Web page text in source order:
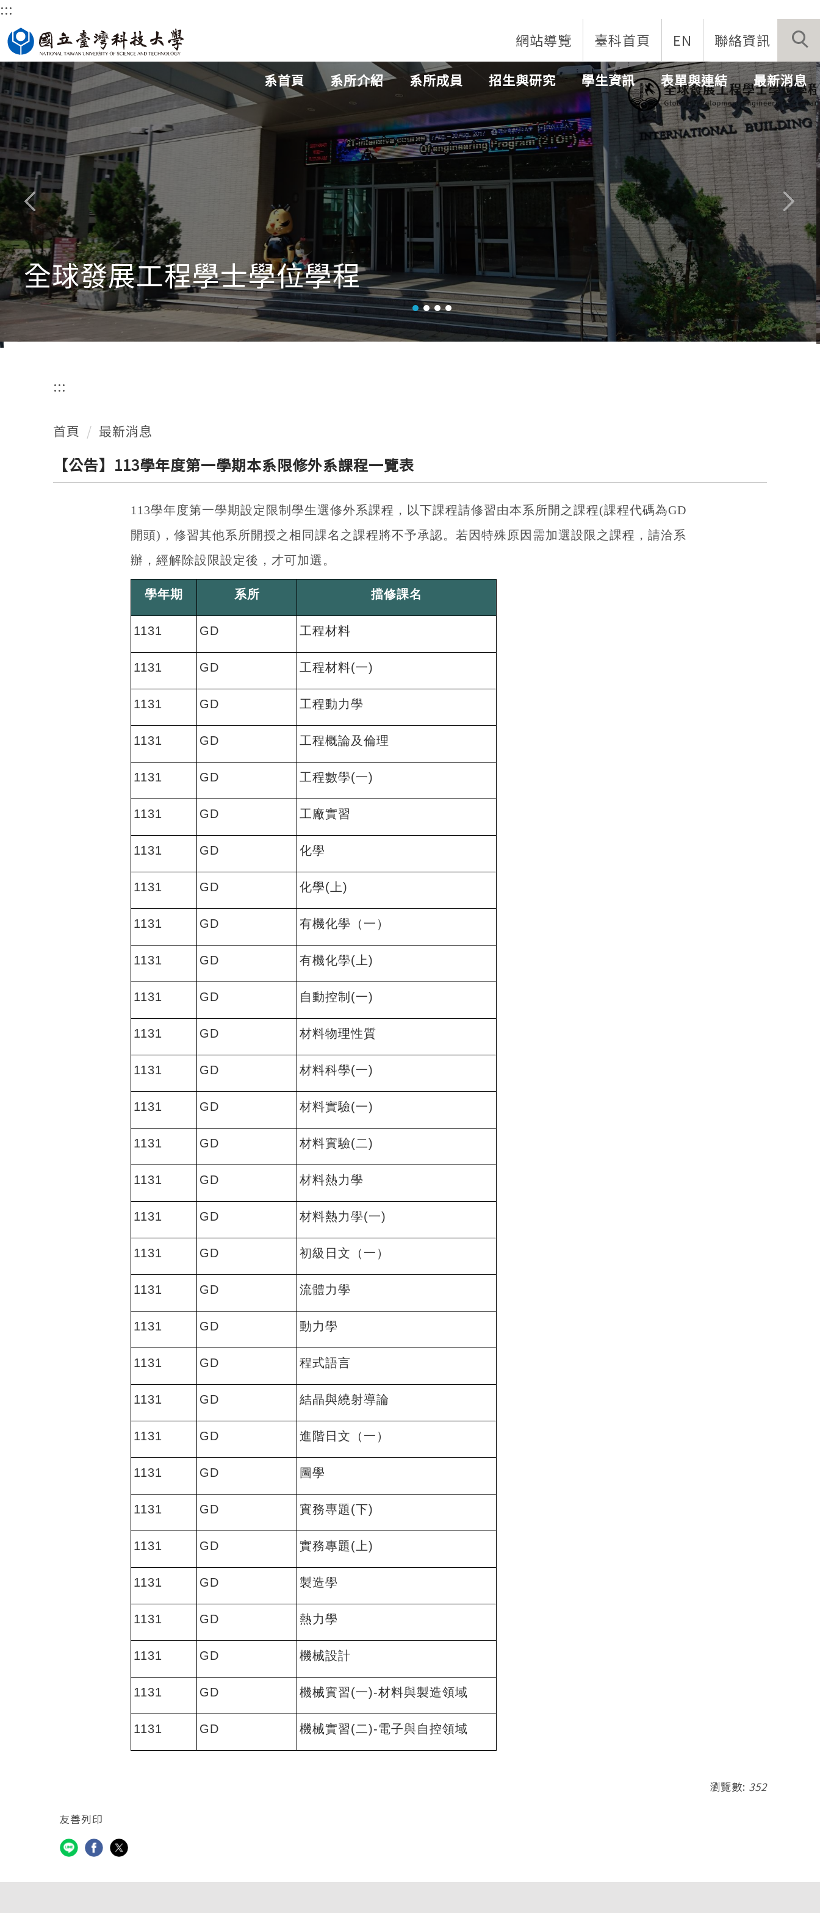
跳
到
主
要
內
容
區
:::
網站導覽 臺科首頁 EN 聯絡資訊
系首頁 系所介紹 系所成員 招生與研究 學生資訊 表單與連結 最新消息
全球發展工程學士學位學程
:::
首頁 最新消息
【公告】113學年度第一學期本系限修外系課程一覽表
113學年度第一學期設定限制學生選修外系課程，以下課程請修習由本系所開之課程(課程代碼為GD
開頭)， 修習其他系所開授之相同課名之課程將不予承認。若因特殊原因需加選設限之課程，請洽系
辦，經解除設限設定後，才可加選。
學年期 系所 擋修課名
1131 GD 工程材料
1131 GD 工程材料(一)
1131 GD 工程動力學
1131 GD 工程概論及倫理
1131 GD 工程數學(一)
1131 GD 工廠實習
1131 GD 化學
1131 GD 化學(上)
1131 GD 有機化學（一）
1131 GD 有機化學(上)
1131 GD 自動控制(一)
1131 GD 材料物理性質
1131 GD 材料科學(一)
1131 GD 材料實驗(一)
1131 GD 材料實驗(二)
1131 GD 材料熱力學
1131 GD 材料熱力學(一)
1131 GD 初級日文（一）
1131 GD 流體力學
1131 GD 動力學
1131 GD 程式語言
1131 GD 結晶與繞射導論
1131 GD 進階日文（一）
1131 GD 圖學
1131 GD 實務專題(下)
1131 GD 實務專題(上)
1131 GD 製造學
1131 GD 熱力學
1131 GD 機械設計
1131 GD 機械實習(一)-材料與製造領域
1131 GD 機械實習(二)-電子與自控領域
瀏覽數: 352
友善列印